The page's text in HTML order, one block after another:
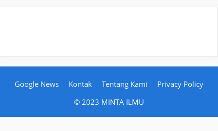
Google News Kontak Tentang Kami
Privacy Policy
© 2023 MINTA ILMU